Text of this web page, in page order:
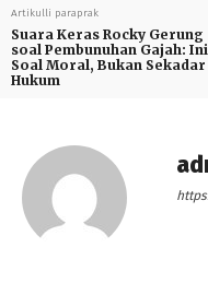
Artikulli paraprak
Suara Keras Rocky Gerung
soal Pembunuhan Gajah: Ini
Soal Moral, Bukan Sekadar
Hukum